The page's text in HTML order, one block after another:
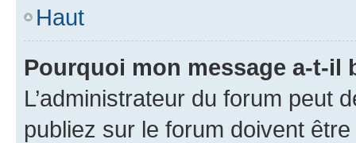
Haut
Pourquoi mon message a-t-il
L’administrateur du forum peut
publiez sur le forum doivent